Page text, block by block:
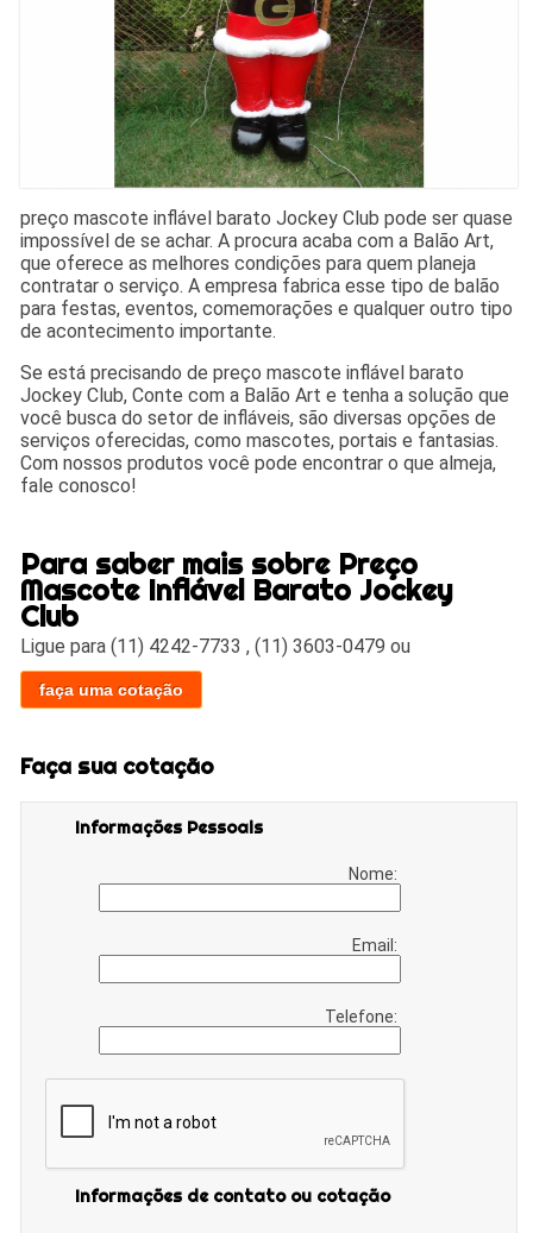
preço mascote inflável barato Jockey Club pode ser quase
impossível de se achar. A procura acaba com a Balão Art,
que oferece as melhores condições para quem planeja
contratar o serviço. A empresa fabrica esse tipo de balão
para festas, eventos, comemorações e qualquer outro tipo
de acontecimento importante.
Se está precisando de preço mascote inflável barato
Jockey Club, Conte com a Balão Art e tenha a solução que
você busca do setor de infláveis, são diversas opções de
serviços oferecidas, como mascotes, portais e fantasias.
Com nossos produtos você pode encontrar o que almeja,
fale conosco!
Para saber mais sobre Preço
Mascote Inflável Barato Jockey
Club
Ligue para(11) 4242-7733 ,(11) 3603-0479 ou
faça uma cotação
Faça sua cotação
Informações Pessoais
Nome:
Email:
Telefone:
Informações de contato ou cotação